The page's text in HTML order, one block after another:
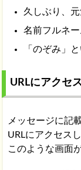
久しぶり、元
名前フルネ
「のぞみ」
URLにアクセ
メッセージに記
URLにアクセス
このような画面